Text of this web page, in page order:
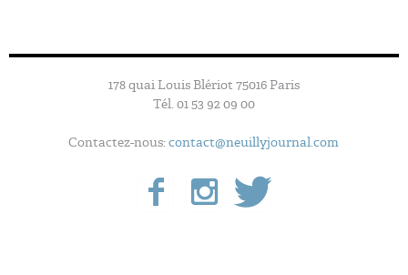
178 quai Louis Blériot 75016 Paris
Tél. 01 53 92 09 00
Contactez-nous:contact@neuillyjournal.com